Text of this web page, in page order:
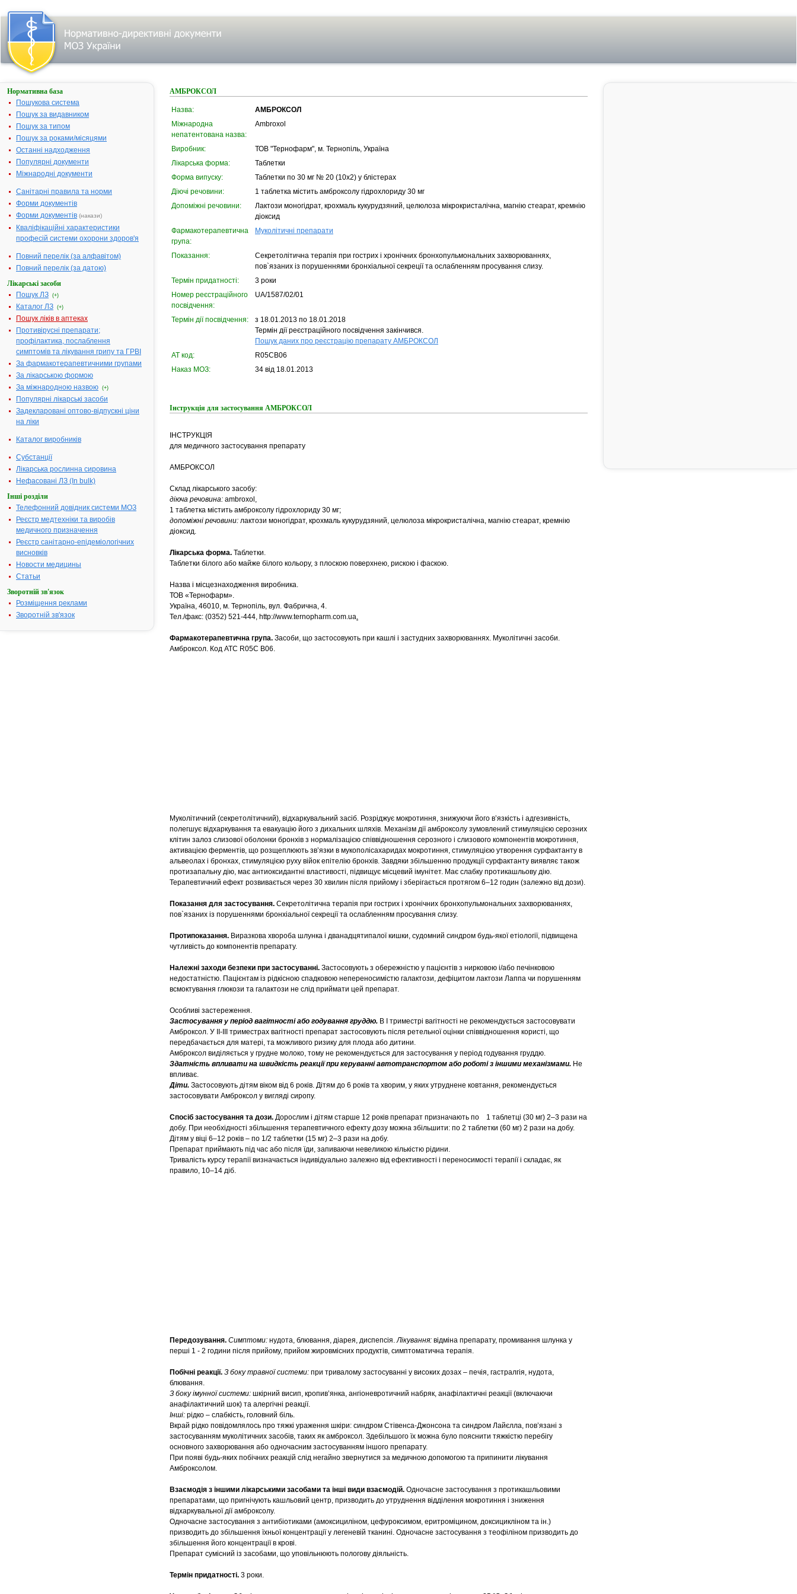
Нормативна база
Пошукова система
Пошук за видавником
Пошук за типом
Пошук за роками/місяцями
Останні надходження
Популярні документи
Міжнародні документи
Санітарні правила та норми
Форми документів
Форми документів (накази)
Кваліфікаційні характеристики
професій системи охорони здоров'я
Повний перелік (за алфавітом)
Повний перелік (за датою)
Лікарські засоби
Пошук ЛЗ (+)
Каталог ЛЗ (+)
Пошук ліків в аптеках
Противірусні препарати;
профілактика, послаблення
симптомів та лікування грипу та ГРВІ
За фармакотерапевтичними групами
За лікарською формою
За міжнародною назвою (+)
Популярні лікарські засоби
Задекларовані оптово-відпускні ціни
на ліки
Каталог виробників
Субстанції
Лікарська рослинна сировина
Нефасовані ЛЗ (In bulk)
Інші розділи
Телефонний довідник системи МОЗ
Реєстр медтехніки та виробів
медичного призначення
Реєстр санітарно-епідеміологічних
висновків
Новости медицины
Статьи
Зворотній зв'язок
Розміщення реклами
Зворотній зв'язок
АМБРОКСОЛ
Назва:
АМБРОКСОЛ
Міжнародна
непатентована назва:
Ambroxol
Виробник:
ТОВ "Тернофарм", м. Тернопіль, Україна
Лікарська форма:
Таблетки
Форма випуску:
Таблетки по 30 мг № 20 (10х2) у блістерах
Діючі речовини:
1 таблетка містить амброксолу гідрохлориду 30 мг
Допоміжні речовини:
Лактози моногідрат, крохмаль кукурудзяний, целюлоза мікрокристалічна, магнію стеарат, кремнію
діоксид
Фармакотерапевтична
група:
Муколітичні препарати
Показання:
Секретолітична терапія при гострих і хронічних бронхопульмональних захворюваннях,
пов`язаних із порушеннями бронхіальної секреції та ослабленням просування слизу.
Термін придатності:
3 роки
Номер реєстраційного
посвідчення:
UA/1587/02/01
Термін дії посвідчення:
з 18.01.2013 по 18.01.2018
Термін дії реєстраційного посвідчення закінчився.
Пошук даних про реєстрацію препарату АМБРОКСОЛ
АТ код:
R05CB06
Наказ МОЗ:
34 від 18.01.2013
Інструкція для застосування АМБРОКСОЛ
ІНСТРУКЦІЯ
для медичного застосування препарату
АМБРОКСОЛ
Склад лікарського засобу:
діюча речовина: аmbroxol,
1 таблетка містить амброксолу гідрохлориду 30 мг;
допоміжні речовини: лактози моногідрат, крохмаль кукурудзяний, целюлоза мікрокристалічна, магнію стеарат, кремнію
діоксид.
Лікарська форма. Таблетки.
Таблетки білого або майже білого кольору, з плоскою поверхнею, рискою і фаскою.
Назва і місцезнаходження виробника.
ТОВ «Тернофарм».
Україна, 46010, м. Тернопіль, вул. Фабрична, 4.
Тел./факс: (0352) 521-444, http://www.ternopharm.com.ua.
Фармакотерапевтична група. Засоби, що застосовують при кашлі і застудних захворюваннях. Муколітичні засоби.
Амброксол. Код АТС R05C B06.
Муколітичний (секретолітичний), відхаркувальний засіб. Розріджує мокротиння, знижуючи його в’язкість і адгезивність,
полегшує відхаркування та евакуацію його з дихальних шляхів. Механізм дії амброксолу зумовлений стимуляцією серозних
клітин залоз слизової оболонки бронхів з нормалізацією співвідношення серозного і слизового компонентів мокротиння,
активацією ферментів, що розщеплюють зв’язки в мукополісахаридах мокротиння, стимуляцією утворення сурфактанту в
альвеолах і бронхах, стимуляцією руху війок епітелію бронхів. Завдяки збільшенню продукції сурфактанту виявляє також
протизапальну дію, має антиоксидантні властивості, підвищує місцевий імунітет. Має слабку протикашльову дію.
Терапевтичний ефект розвивається через 30 хвилин після прийому і зберігається протягом 6–12 годин (залежно від дози).
Показання для застосування. Секретолітична терапія при гострих і хронічних бронхопульмональних захворюваннях,
пов`язаних із порушеннями бронхіальної секреції та ослабленням просування слизу.
Протипоказання. Виразкова хвороба шлунка і дванадцятипалої кишки, судомний синдром будь-якої етіології, підвищена
чутливість до компонентів препарату.
Належні заходи безпеки при застосуванні. Застосовують з обережністю у пацієнтів з нирковою і/або печінковою
недостатністю. Пацієнтам із рідкісною спадковою непереносимістю галактози, дефіцитом лактози Лаппа чи порушенням
всмоктування глюкози та галактози не слід приймати цей препарат.
Особливі застереження.
Застосування у період вагітності або годування груддю. В І триместрі вагітності не рекомендується застосовувати
Амброксол. У II-III триместрах вагітності препарат застосовують після ретельної оцінки співвідношення користі, що
передбачається для матері, та можливого ризику для плода або дитини.
Амброксол виділяється у грудне молоко, тому не рекомендується для застосування у період годування груддю.
Здатність впливати на швидкість реакції при керуванні автотранспортом або роботі з іншими механізмами. Не
впливає.
Діти. Застосовують дітям віком від 6 років. Дітям до 6 років та хворим, у яких утруднене ковтання, рекомендується
застосовувати Амброксол у вигляді сиропу.
Спосіб застосування та дози. Дорослим і дітям старше 12 років препарат призначають по 1 таблетці (30 мг) 2–3 рази на
добу. При необхідності збільшення терапевтичного ефекту дозу можна збільшити: по 2 таблетки (60 мг) 2 рази на добу.
Дітям у віці 6–12 років – по 1/2 таблетки (15 мг) 2–3 рази на добу.
Препарат приймають під час або після їди, запиваючи невеликою кількістю рідини.
Тривалість курсу терапії визначається індивідуально залежно від ефективності і переносимості терапії і складає, як
правило, 10–14 діб.
Передозування. Симптоми: нудота, блювання, діарея, диспепсія.Лікування: відміна препарату, промивання шлунка у
перші 1 - 2 години після прийому, прийом жировмісних продуктів, симптоматична терапія.
Побічні реакції. З боку травної системи: при тривалому застосуванні у високих дозах – печія, гастралгія, нудота,
блювання.
З боку імунної системи: шкірний висип, кропив’янка, ангіоневротичний набряк, анафілактичні реакції (включаючи
анафілактичний шок) та алергічні реакції.
Інші: рідко – слабкість, головний біль.
Вкрай рідко повідомлялось про тяжкі ураження шкіри: синдром Стівенса-Джонсона та синдром Лайєлла, пов’язані з
застосуванням муколітичних засобів, таких як амброксол. Здебільшого їх можна було пояснити тяжкістю перебігу
основного захворювання або одночасним застосуванням іншого препарату.
При появі будь-яких побічних реакцій слід негайно звернутися за медичною допомогою та припинити лікування
Амброксолом.
Взаємодія з іншими лікарськими засобами та інші види взаємодій. Одночасне застосування з протикашльовими
препаратами, що пригнічують кашльовий центр, призводить до утруднення відділення мокротиння і зниження
відхаркувальної дії амброксолу.
Одночасне застосування з антибіотиками (амоксициліном, цефуроксимом, еритроміцином, доксицикліном та ін.)
призводить до збільшення їхньої концентрації у легеневій тканині. Одночасне застосування з теофіліном призводить до
збільшення його концентрації в крові.
Препарат сумісний із засобами, що уповільнюють пологову діяльність.
Термін придатності. 3 роки.